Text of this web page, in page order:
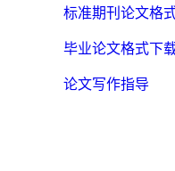
标准期刊论文格
毕业论文格式下
论文写作指导